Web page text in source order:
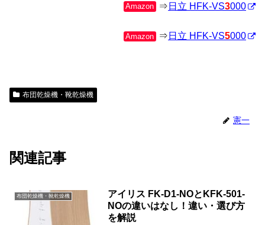
Amazon ⇒ 日立 HFK-VS3000
Amazon ⇒ 日立 HFK-VS5000
布団乾燥機・靴乾燥機
憲一
関連記事
布団乾燥機・靴乾燥機
アイリス FK-D1-NOとKFK-501-
NOの違いはなし！違い・選び方
を解説